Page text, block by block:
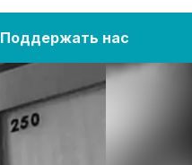
Поддержать нас